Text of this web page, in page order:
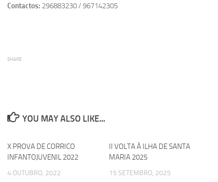
Contactos: 296883230 / 967142305
SHARE
YOU MAY ALSO LIKE...
X PROVA DE CORRICO
INFANTOJUVENIL 2022
4 OUTUBRO, 2022
II VOLTA À ILHA DE SANTA
MARIA 2025
15 SETEMBRO, 2025